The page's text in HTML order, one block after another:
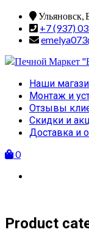
Skip
content
Ульяновск,
+7 (937)
Primary
Menu
Наши
Монтаж и
Отзывы
Скидки и
Доставка и
0
Product